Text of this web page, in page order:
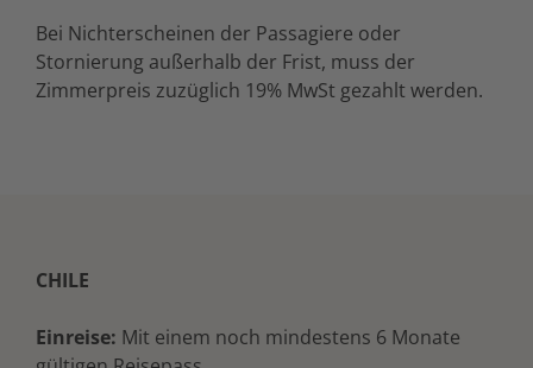
Bei Nichterscheinen der Passagiere oder
Stornierung außerhalb der Frist, muss der
Zimmerpreis zuzüglich 19% MwSt gezahlt werden.
CHILE
Einreise: Mit einem noch mindestens 6 Monate